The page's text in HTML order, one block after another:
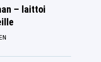
– laittoi